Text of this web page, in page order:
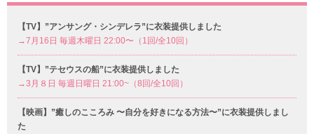
【TV】”アンサング・シンデレラ”に衣装提供しました
→7月16日 毎週木曜日 22:00〜（1回/全10回）
【TV】”テセウスの船”に衣装提供しました
→3月８日 毎週日曜日 21:00~（8回/全10回）
【映画】”癒しのこころみ 〜自分を好きになる方法〜”に衣装提供しまし
た